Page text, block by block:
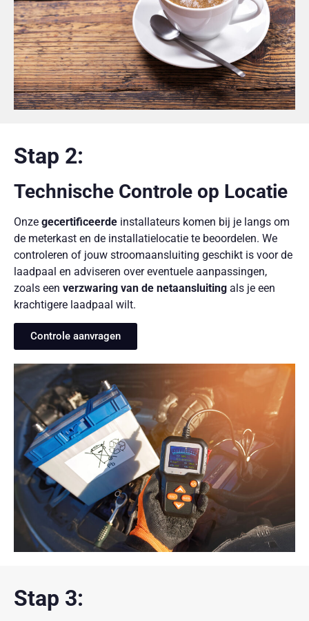
Stap 2:
Technische Controle op Locatie
Onze gecertificeerde installateurs komen bij je langs om
de meterkast en de installatielocatie te beoordelen. We
controleren of jouw stroomaansluiting geschikt is voor de
laadpaal en adviseren over eventuele aanpassingen,
zoals een verzwaring van de netaansluiting als je een
krachtigere laadpaal wilt.
Controle aanvragen
Stap 3: